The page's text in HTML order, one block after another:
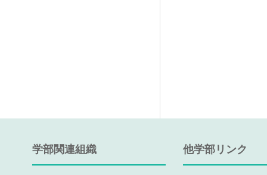
学部関連組織 他学部リンク